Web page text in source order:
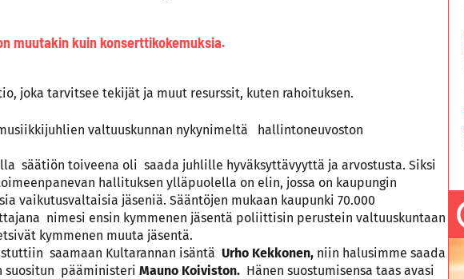
muutakin kuin konserttikokemuksia.
joka tarvitsee tekijät ja muut resurssit, kuten rahoituksen.
valtuuskunnan nykynimeltä hallintoneuvoston
säätiön toiveena oli saada juhlille hyväksyttävyyttä ja arvostusta. Siksi
hallituksen ylläpuolella on elin, jossa on kaupungin
vaikutusvaltaisia jäseniä. Sääntöjen mukaan kaupunki 70.000
nimesi ensin kymmenen jäsentä poliittisin perustein valtuuskuntaan
kymmenen muuta jäsentä.
saamaan Kultarannan isäntä Urho Kekkonen, niin halusimme saada
suositun pääministeri Mauno Koiviston. Hänen suostumisensa taas avasi